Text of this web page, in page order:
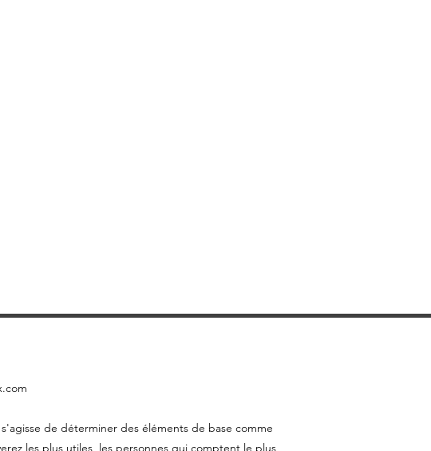
de déterminer des éléments de base comme
les plus utiles, les personnes qui comptent le plus